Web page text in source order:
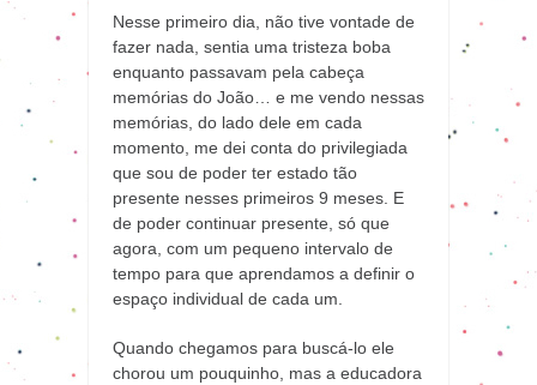
Nesse primeiro dia, não tive vontade de
fazer nada, sentia uma tristeza boba
enquanto passavam pela cabeça
memórias do João… e me vendo nessas
memórias, do lado dele em cada
momento, me dei conta do privilegiada
que sou de poder ter estado tão
presente nesses primeiros 9 meses. E
de poder continuar presente, só que
agora, com um pequeno intervalo de
tempo para que aprendamos a definir o
espaço individual de cada um.
Quando chegamos para buscá-lo ele
chorou um pouquinho, mas a educadora